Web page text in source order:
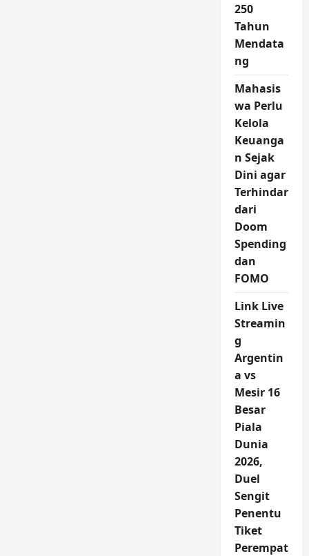
250
Tahun
Mendata
ng
Mahasis
wa Perlu
Kelola
Keuanga
n Sejak
Dini agar
Terhindar
dari
Doom
Spending
dan
FOMO
Link Live
Streamin
g
Argentin
a vs
Mesir 16
Besar
Piala
Dunia
2026,
Duel
Sengit
Penentu
Tiket
Perempat